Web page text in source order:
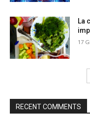
La
17
RECENT COMMENTS